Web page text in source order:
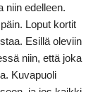
niin edelleen.
Loput kortit
Esillä oleviin
niin, että joka
Kuvapuoli